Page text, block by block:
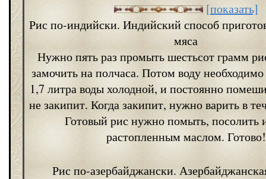
[показать]
Рис по-индийски. Индийский способ
мяса
Нужно пять раз промыть шестьсот грамм
замочить на полчаса. Потом воду необходимо
1,7 литра воды холодной, и постоянно
не закипит. Когда закипит, нужно варить в
Готовый рис нужно помыть, посолить
растопленным маслом. Готово!
Рис по-азербайджански.